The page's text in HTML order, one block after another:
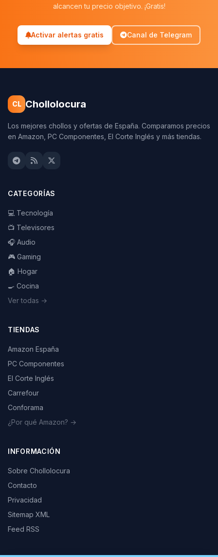
alcancen tu precio objetivo. ¡Gratis!
Activar alertas gratis Canal de Telegram
CL Chollolocura
Los mejores chollos y ofertas de España. Comparamos precios
en Amazon, PC Componentes, El Corte Inglés y más tiendas.
CATEGORÍAS
💻 Tecnología
📺 Televisores
🎧 Audio
🎮 Gaming
🏠 Hogar
🍳 Cocina
Ver todas →
TIENDAS
Amazon España
PC Componentes
El Corte Inglés
Carrefour
Conforama
¿Por qué Amazon? →
INFORMACIÓN
Sobre Chollolocura
Contacto
Privacidad
Sitemap XML
Feed RSS